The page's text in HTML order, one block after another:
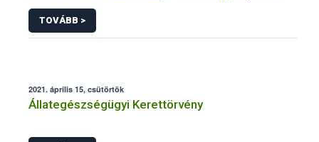
Rendszerben állatgyógyászati termékek
témakörben közhatalmi eljárásaihoz kapcsolódó
adatkezeléséhez
TOVÁBB >
2021. április 15, csütörtök
Állategészségügyi Kerettörvény